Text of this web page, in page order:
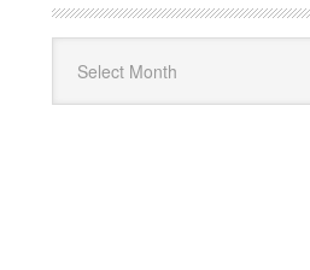
Kloptdatwel.nl